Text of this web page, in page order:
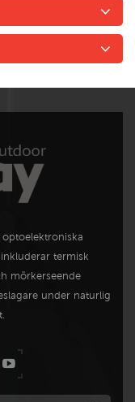
termisk
mörkerseende
under naturlig